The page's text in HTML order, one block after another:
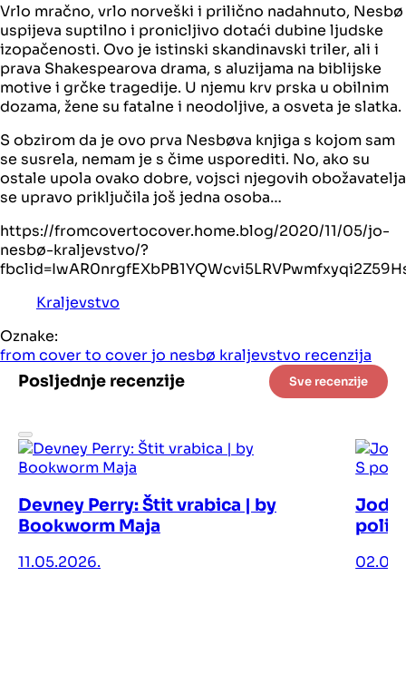
Vrlo mračno, vrlo norveški i prilično nadahnuto, Nesbø
uspijeva suptilno i pronicljivo dotaći dubine ljudske
izopačenosti. Ovo je istinski skandinavski triler, ali i
prava Shakespearova drama, s aluzijama na biblijske
motive i grčke tragedije. U njemu krv prska u obilnim
dozama, žene su fatalne i neodoljive, a osveta je slatka.
S obzirom da je ovo prva Nesbøva knjiga s kojom sam
se susrela, nemam je s čime usporediti. No, ako su
ostale upola ovako dobre, vojsci njegovih obožavatelja
se upravo priključila još jedna osoba…
https://fromcovertocover.home.blog/2020/11/05/jo-
nesbø-kraljevstvo/?
Kraljevstvo
Oznake:
from cover to coverjo nesbø kraljevstvo recenzija
Posljednje recenzije Sve recenzije
Devney Perry: Štit vrabica | by
Bookworm Maja
11.05.2026.
Jodi